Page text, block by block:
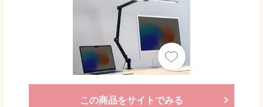
この商品をサイトでみる